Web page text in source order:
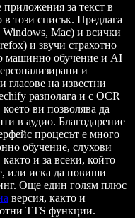
за текст в
този списък. Предлага
Windows, Mac) и всички
и звучи страхотно
машинно обучение и AI
и
гласове на известни
разполага и с OCR
ви позволява да
в аудио. Благодарение
процесът е много
обучение, слухови
и за всеки, който
или иска да повиши
Още един голям плюс
версия, както и
TTS функции.